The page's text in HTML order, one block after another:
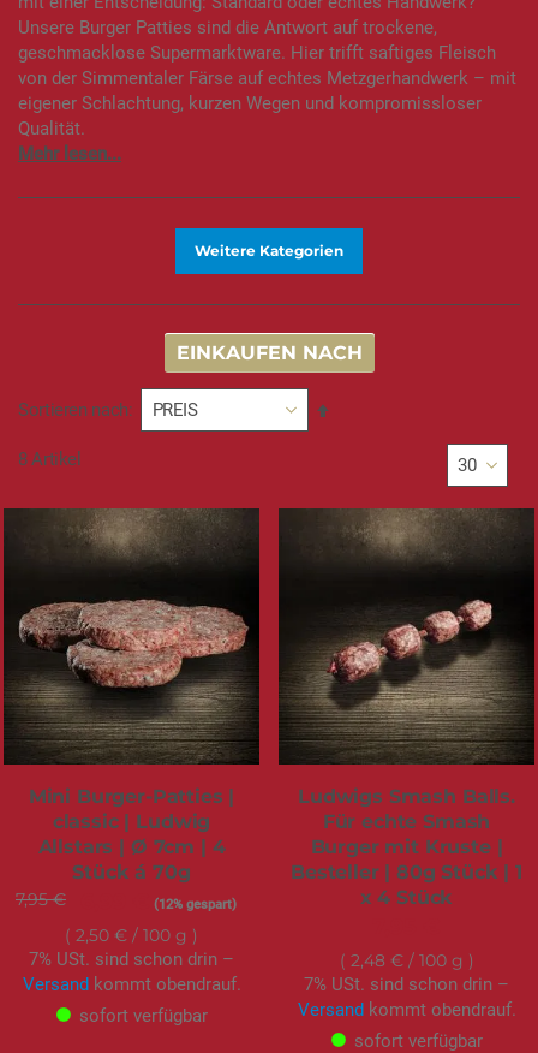
Unsere Burger Patties sind die Antwort auf trockene,
geschmacklose Supermarktware. Hier trifft saftiges Fleisch
von der Simmentaler Färse auf echtes Metzgerhandwerk – mit
eigener Schlachtung, kurzen Wegen und kompromissloser
Qualität.
Weitere Kategorien
EINKAUFEN NACH
Sortieren nach
In
8Artikel
Mini Burger-Patties |
classic | Ludwig
Allstars | Ø 7cm | 4
Stück á 70g
7,95 € Sonderangebot(12% gespart)
2,50 € / 100 g
7% USt. sind schon drin –
Versandkommt obendrauf.
sofort verfügbar
Ludwigs Smash Balls.
Für echte Smash
Burger mit Kruste |
Besteller | 80g Stück | 1
x 4 Stück
2,48 €/ 100 g
7% USt. sind schon drin –
Versandkommt obendrauf.
sofort verfügbar